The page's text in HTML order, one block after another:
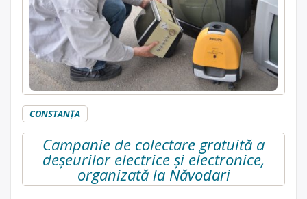
CONSTANŢA
Campanie de colectare gratuită a
deșeurilor electrice și electronice,
organizată la Năvodari